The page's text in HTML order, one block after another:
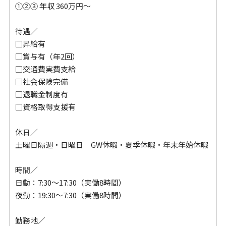
①②③ 年収 360万円～
待遇／
□昇給有
□賞与有（年2回）
□交通費実費支給
□社会保険完備
□退職金制度有
□資格取得支援有
休日／
土曜日隔週・日曜日 GW休暇・夏季休暇・年末年始休暇
時間／
日勤：7:30～17:30（実働8時間）
夜勤：19:30～7:30（実働8時間）
勤務地／